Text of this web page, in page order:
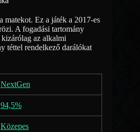
matekot. Ez a játék a 2017-es
A fogadási tartomány
az alkalmi
téttel rendelkező darálókat
NextGen
94,5%
Közepes